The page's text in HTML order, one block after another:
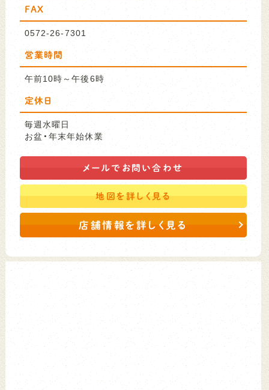
FAX
0572-26-7301
営業時間
午前10時～午後6時
定休日
毎週水曜日
お盆・年末年始休業
メールで お問い合わせ
地図を詳しく見る
店舗情報を詳しく見る